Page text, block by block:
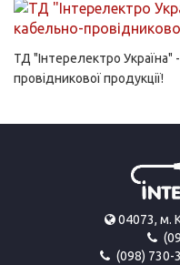
ТД "Інтерелектро
провідникової продукції!
04073, м.
(098) 730-